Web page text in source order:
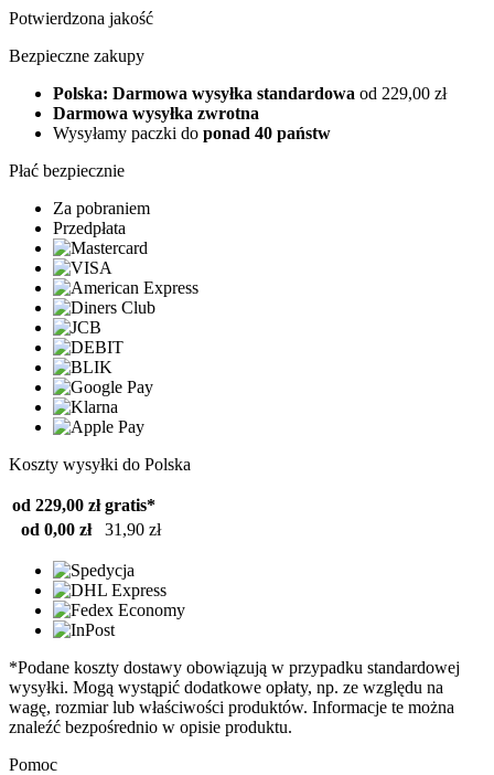
Potwierdzona jakość
Bezpieczne zakupy
Polska: Darmowa wysyłka standardowa od 229,00 zł
Darmowa wysyłka zwrotna
Wysyłamy paczki do ponad 40 państw
Płać bezpiecznie
Za pobraniem
Przedpłata
Koszty wysyłki do Polska
od 229,00 zł gratis*
od 0,00 zł
31,90 zł
*Podane koszty dostawy obowiązują w przypadku standardowej
wysyłki. Mogą wystąpić dodatkowe opłaty, np. ze względu na
wagę, rozmiar lub właściwości produktów. Informacje te można
znaleźć bezpośrednio w opisie produktu.
Pomoc